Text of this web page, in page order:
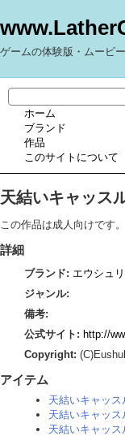
ゲームの体験版・ムービ
ホーム
ブランド
作品
このサイトについて
天結いキャッス
この作品は成人向けです。
詳細
ブランド: エウシュ
ジャンル:
備考:
公式サイト: http://
Copyright:
アイテム
天結いキャッ
天結いキャッ
天結いキャッ